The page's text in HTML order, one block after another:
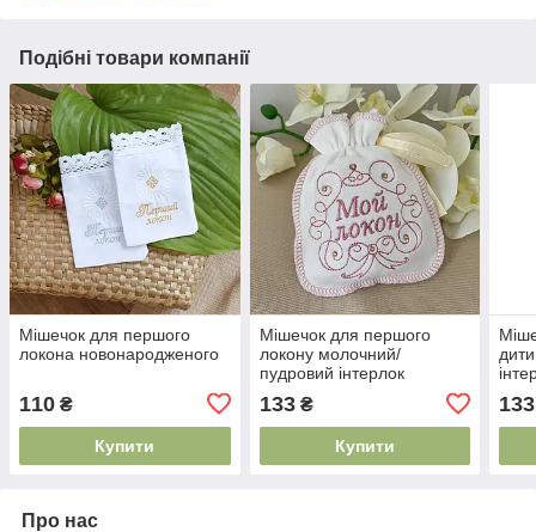
Подібні товари компанії
Мішечок для першого
локона новонародженого
110 ₴
Купити
Мішечок для першого
локону молочний/
пудровий інтерлок
хрещення дитини
подарунок на хрестини
133₴
Купити
133
Про нас